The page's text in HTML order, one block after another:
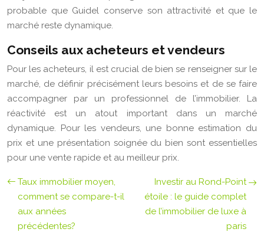
probable que Guidel conserve son attractivité et que le
marché reste dynamique.
Conseils aux acheteurs et vendeurs
Pour les acheteurs, il est crucial de bien se renseigner sur le
marché, de définir précisément leurs besoins et de se faire
accompagner par un professionnel de l’immobilier. La
réactivité est un atout important dans un marché
dynamique. Pour les vendeurs, une bonne estimation du
prix et une présentation soignée du bien sont essentielles
pour une vente rapide et au meilleur prix.
Taux immobilier moyen,
comment se compare-t-il
aux années
précédentes?
Investir au Rond-Point
étoile : le guide complet
de l’immobilier de luxe à
paris